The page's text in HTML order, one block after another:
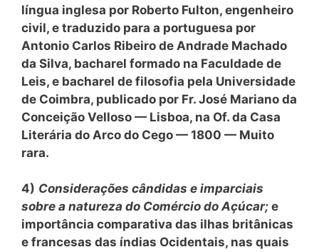
língua inglesa por Roberto Fulton, engenheiro
civil, e traduzido para a portuguesa por
Antonio Carlos Ribeiro de Andrade Machado
da Silva, bacharel formado na Faculdade de
Leis, e bacharel de filosofia pela Universidade
de Coimbra, publicado por Fr. José Mariano da
Conceição Velloso — Lisboa, na Of. da Casa
Literária do Arco do Cego — 1800 — Muito
rara.
4) Considerações cândidas e imparciais
sobre a natureza do Comércio do Açúcar; e
importância comparativa das ilhas britânicas
e francesas das índias Ocidentais, nas quais